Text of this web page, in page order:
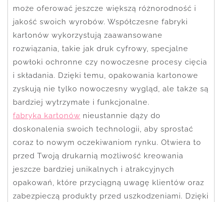
może oferować jeszcze większą różnorodność i
jakość swoich wyrobów. Współczesne fabryki
kartonów wykorzystują zaawansowane
rozwiązania, takie jak druk cyfrowy, specjalne
powłoki ochronne czy nowoczesne procesy cięcia
i składania. Dzięki temu, opakowania kartonowe
zyskują nie tylko nowoczesny wygląd, ale także są
bardziej wytrzymałe i funkcjonalne.
fabryka kartonów nieustannie dąży do
doskonalenia swoich technologii, aby sprostać
coraz to nowym oczekiwaniom rynku. Otwiera to
przed Twoją drukarnią możliwość kreowania
jeszcze bardziej unikalnych i atrakcyjnych
opakowań, które przyciągną uwagę klientów oraz
zabezpieczą produkty przed uszkodzeniami. Dzięki